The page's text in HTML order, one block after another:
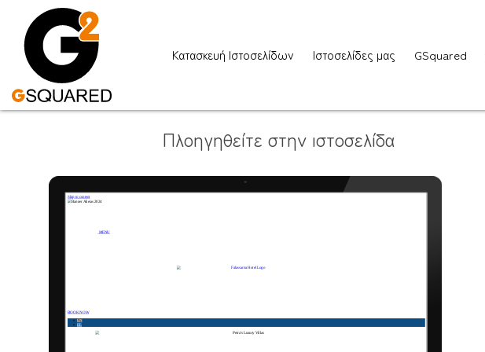
Κατασκευή Ιστοσελίδων Ιστοσελίδες μας GSquared
Πλοηγηθείτε στην ιστοσελίδα